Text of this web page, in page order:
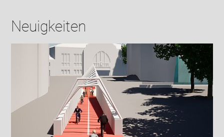
Neuigkeiten